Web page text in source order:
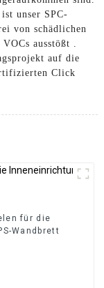
unser SPC-
von schädlichen
ausstößt .
auf die
Click
für die
Wandbrett